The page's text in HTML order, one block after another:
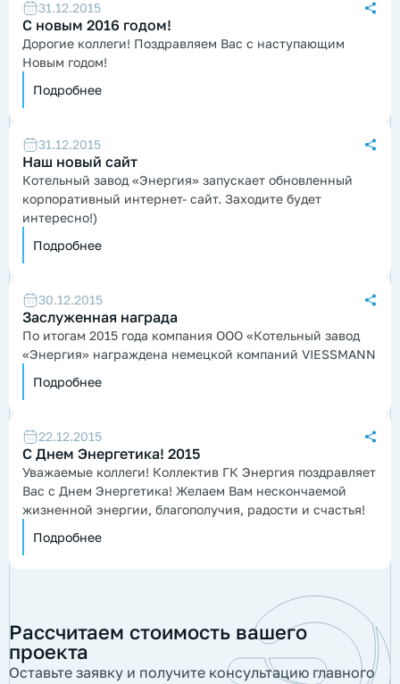
31.12.2015
С новым 2016 годом!
Дорогие коллеги! Поздравляем Вас с наступающим
Новым годом!
Подробнее
31.12.2015
Наш новый сайт
Котельный завод «Энергия» запускает обновленный
корпоративный интернет- сайт. Заходите будет
интересно!)
Подробнее
30.12.2015
Заслуженная награда
По итогам 2015 года компания ООО «Котельный завод
«Энергия» награждена немецкой компаний VIESSMANN
Подробнее
22.12.2015
С Днем Энергетика! 2015
Уважаемые коллеги! Коллектив ГК Энергия поздравляет
Вас с Днем Энергетика! Желаем Вам нескончаемой
жизненной энергии, благополучия, радости и счастья!
Подробнее
Рассчитаем стоимость вашего
проекта
Оставьте заявку и получите консультацию главного